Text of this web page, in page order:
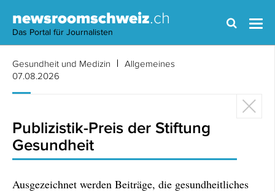
newsroomschweiz.ch
Das Portal für Journalisten
Gesundheit und Medizin
Allgemeines
07.08.2026
Publizistik-Preis der Stiftung
Gesundheit
Ausgezeichnet werden Beiträge, die gesundheitliches